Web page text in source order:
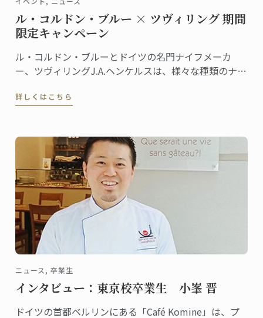
ル・コルドン・ブルー × ツヴィリング 期間
限定キャンペーン
ル・コルドン・ブルーとドイツの名門ナイフメーカ
ー、ツヴィリングJ.A.ヘンケルスは、様々な種類のナイ
フシリーズは、ツヴィリング各店舗やル・コルドン・
す！
詳しくはこちら
ニュース, 卒業生
インタビュー：東京校卒業生 小峯 晋
ドイツの首都ベルリンにある「Café Komine」は、プ